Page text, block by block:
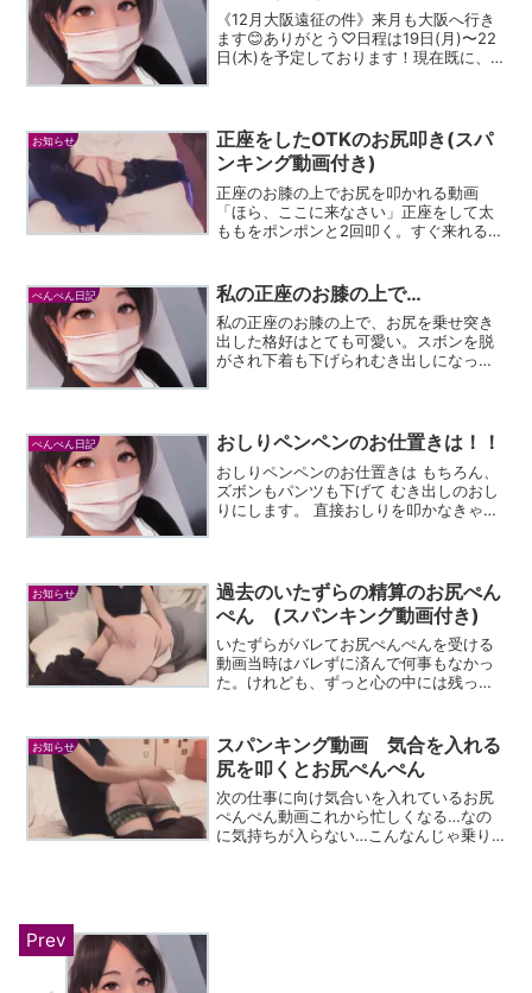
《12月大阪遠征の件》来月も大阪へ行き
ます😊ありがとう♡日程は19日(月)〜22
日(木)を予定しております！現在既に、
いね！先着...
お知らせ
正座をしたOTKのお尻叩き(スパ
ンキング動画付き)
正座のお膝の上でお尻を叩かれる動画
「ほら、ここに来なさい」正座をして太
ももをポンポンと2回叩く。すぐ来れる子
い。10…9…8…7…・・・」
SpankingMovie ...
ぺんぺん日記 私の正座のお膝の上で…
私の正座のお膝の上で、お尻を乗せ突き
出した格好はとても可愛い。スボンを脱
がされ下着も下げられむき出しになった
るなんて思ってないよね😁
ぺんぺん日記 おしりペンペンのお仕置きは！！
おしりペンペンのお仕置きは もちろん、
ズボンもパンツも下げて むき出しのおし
りにします。 直接おしりを叩かなきゃお
お知らせ
過去のいたずらの精算のお尻ぺん
ぺん (スパンキング動画付き)
いたずらがバレてお尻ぺんぺんを受ける
動画当時はバレずに済んで何事もなかっ
た。けれども、ずっと心の中には残って
バレていて…お膝の上で叱られていたと
したら…Spanking...
お知らせ
スパンキング動画 気合を入れる
尻を叩くとお尻ぺんぺん
次の仕事に向け気合いを入れているお尻
ぺんぺん動画これから忙しくなる…なの
に気持ちが入らない…こんなんじゃ乗り